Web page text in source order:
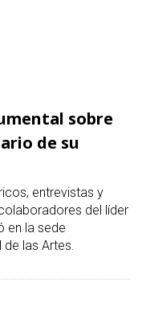
sobre
de su
entrevistas y
del líder
en la sede
de las Artes.